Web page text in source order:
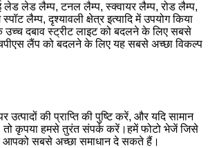
लेड लेड लैम्प, टनल लैम्प, स्क्वायर लैम्प, रोड लैम्प,
स्पॉट लैम्प, दृश्यावली क्षेत्र इत्यादि में उपयोग किया
उच्च दबाव स्ट्रीट लाइट को बदलने के लिए सबसे
लैंप को बदलने के लिए यह सबसे अच्छा विकल्प
उत्पादों की प्राप्ति की पुष्टि करें, और यदि सामान
तो कृपया हमसे तुरंत संपर्क करें।हमें फोटो भेजें जिसे
सबसे अच्छा समाधान दे सकते हैं।